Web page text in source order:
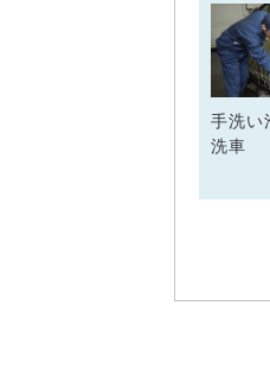
手洗い
洗車